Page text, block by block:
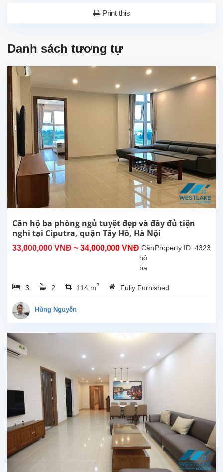
Print this
Danh sách tương tự
Căn hộ ba phòng ngủ tuyệt đẹp và đầy đủ tiện
nghi tại Ciputra, quận Tây Hồ, Hà Nội
33,000,000 VNĐ ~ 34,000,000 VNĐ Property ID: 4323
Căn
hộ
ba
ngủ
có
nội
bản
chất
lượng
cao.
Tất
cả
đều
được
lắp
đặt
3 2 114 m2 Fully Furnished
Hùng Nguyễn